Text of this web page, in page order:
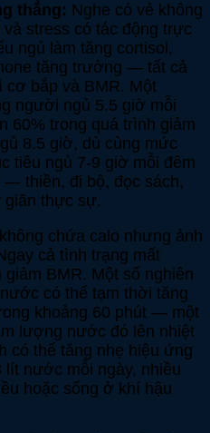
thẳng: Nghe có vẻ không
stress có tác động trực
ngủ làm tăng cortisol,
tăng trưởng — tất cả
cơ bắp và BMR. Một
người ngủ 5.5 giờ mỗi
60% trong quá trình giảm
8.5 giờ, dù cùng mức
tiêu ngủ 7-9 giờ mỗi đêm
thiền, đi bộ, đọc sách,
giãn thực sự.
chứa calo nhưng ảnh
cả tình trạng mất
BMR. Một số nghiên
có thể tạm thời tăng
khoảng 60 phút — một
lượng nước đó lên nhiệt
có thể tăng nhẹ hiệu ứng
lít nước mỗi ngày, nhiều
hoặc sống ở khí hậu